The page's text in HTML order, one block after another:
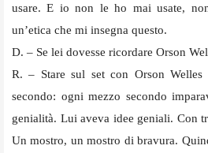
usare. E io non le ho mai usate,
un’etica che mi insegna questo.
D. – Se lei dovesse ricordare Orson
R. – Stare sul set con Orson
secondo: ogni mezzo secondo
genialità. Lui aveva idee geniali. Con
Un mostro, un mostro di bravura.